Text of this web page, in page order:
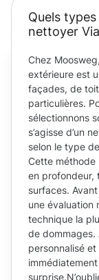
Quels
nettoyer
Chez
extérieure est
façades, de
particulières.
sélectionnons
s’agisse d’un
selon le type
Cette méthode
en profondeur,
surfaces.
une évaluation
technique la
de dommages.
personnalisé